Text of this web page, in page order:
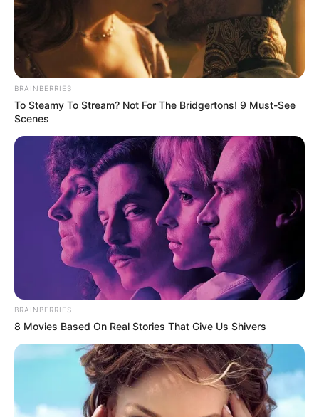
BRAINBERRIES
To Steamy To Stream? Not For The Bridgertons! 9 Must-See
Scenes
BRAINBERRIES
8 Movies Based On Real Stories That Give Us Shivers